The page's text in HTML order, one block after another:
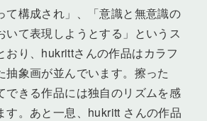
て構成され」、「意識と無意識の
いて表現しようとする」というス
おり、hukrittさんの作品はカラフ
抽象画が並んでいます。擦った
できる作品には独自のリズムを感
す。あと一息、hukritt さんの作品